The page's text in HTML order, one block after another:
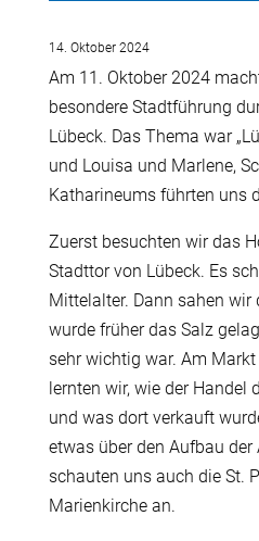
14. Oktober 2024
Am 11. Oktober 2024
besondere Stadtführung
Lübeck. Das Thema war
und Louisa und Marlene,
Katharineums führten uns
Zuerst besuchten wir das
Stadttor von Lübeck. Es
Mittelalter. Dann sahen wir
wurde früher das Salz
sehr wichtig war. Am
lernten wir, wie der Handel
und was dort verkauft
etwas über den Aufbau
schauten uns auch die St.
Marienkirche an.